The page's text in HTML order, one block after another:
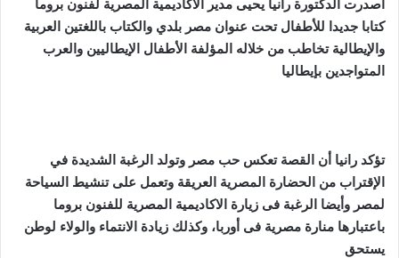
‏أصدرت الدكتورة رانيا يحيى مدير الأكاديمية المصرية لفنون بروما
كتابا جديدا للأطفال تحت عنوان مصر بلدي والكتاب باللغتين العربية
والإيطالية تخاطب من خلاله المؤلفة الأطفال الإيطاليين والعرب
المتواجدين بإيطاليا
تؤكد رانيا أن القصة تعكس حب مصر وتولد الرغبة الشديدة في
الإقتراب من الحضارة المصرية العريقة وتعمل على تنشيط السياحة
لمصر وأيضا الرغبة فى زيارة الاكاديمية المصرية للفنون بروما
باعتبارها منارة مصرية فى أوربا، وكذلك زيادة الانتماء والولاء لوطن
يستحق